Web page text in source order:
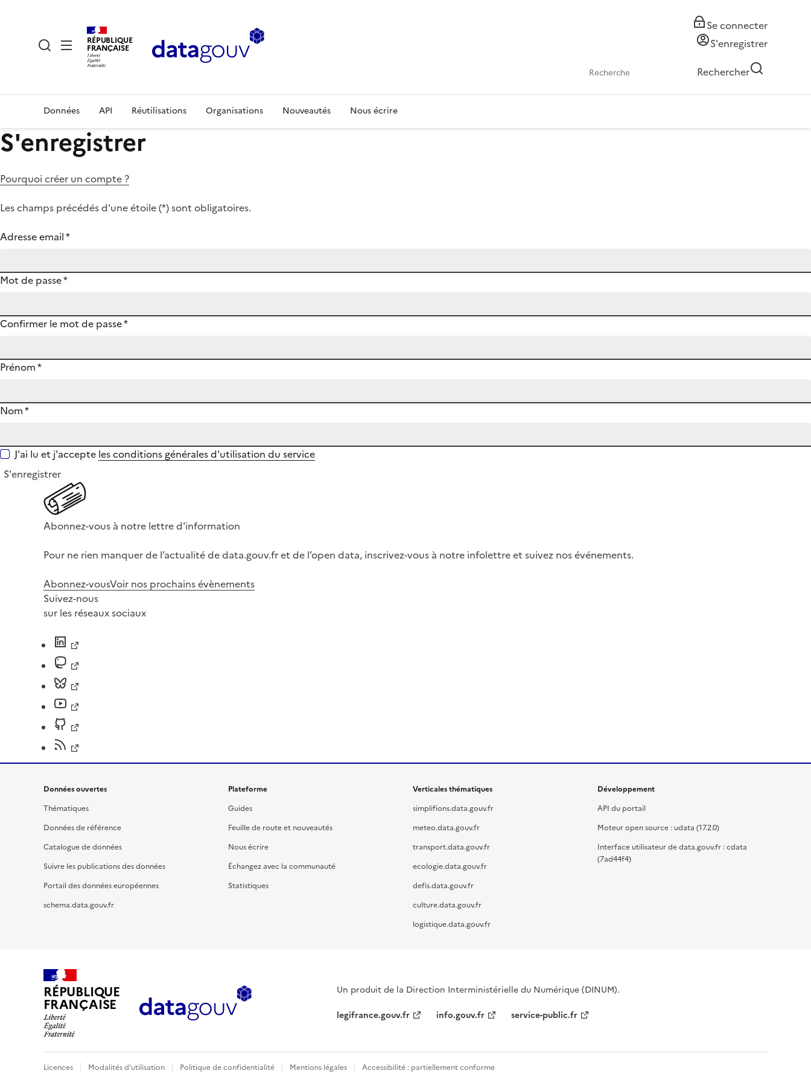
RÉPUBLIQUE
FRANÇAISE
Se connecter
S'enregistrer
Rechercher
Données API Réutilisations Organisations Nouveautés Nous écrire
S'enregistrer
Pourquoi créer un compte ?
Les champs précédés d'une étoile (*) sont obligatoires.
Adresse email*
Mot de passe*
Confirmer le mot de passe*
Prénom*
Nom*
J'ai lu et j'accepte les conditions générales d'utilisation du service
S'enregistrer
Abonnez-vous à notre lettre d'information
Pour ne rien manquer de l’actualité de data.gouv.fr et de l’open data, inscrivez-vous à notre infolettre et suivez nos événements.
Abonnez-vousVoir nos prochains évènements
Suivez-nous
sur les réseaux sociaux
Données ouvertes
Thématiques
Données de référence
Catalogue de données
Suivre les publications des données
Portail des données européennes
schema.data.gouv.fr
Plateforme
Guides
Feuille de route et nouveautés
Nous écrire
Échangez avec la communauté
Statistiques
Verticales thématiques
simplifions.data.gouv.fr
meteo.data.gouv.fr
transport.data.gouv.fr
ecologie.data.gouv.fr
defis.data.gouv.fr
culture.data.gouv.fr
logistique.data.gouv.fr
Développement
API du portail
Moteur open source : udata (17.2.0)
Interface utilisateur de data.gouv.fr : cdata
(7ad44f4)
RÉPUBLIQUE
FRANÇAISE
Un produit de la Direction Interministérielle du Numérique (DINUM).
legifrance.gouv.fr
info.gouv.fr service-public.fr
Licences Modalités d'utilisation Politique de confidentialité Mentions légales Accessibilité : partiellement conforme